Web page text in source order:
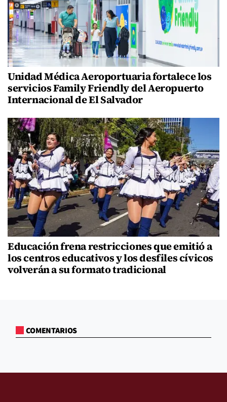
Unidad Médica Aeroportuaria fortalece los
servicios Family Friendly del Aeropuerto
Internacional de El Salvador
Educación frena restricciones que emitió a
los centros educativos y los desfiles cívicos
volverán a su formato tradicional
COMENTARIOS